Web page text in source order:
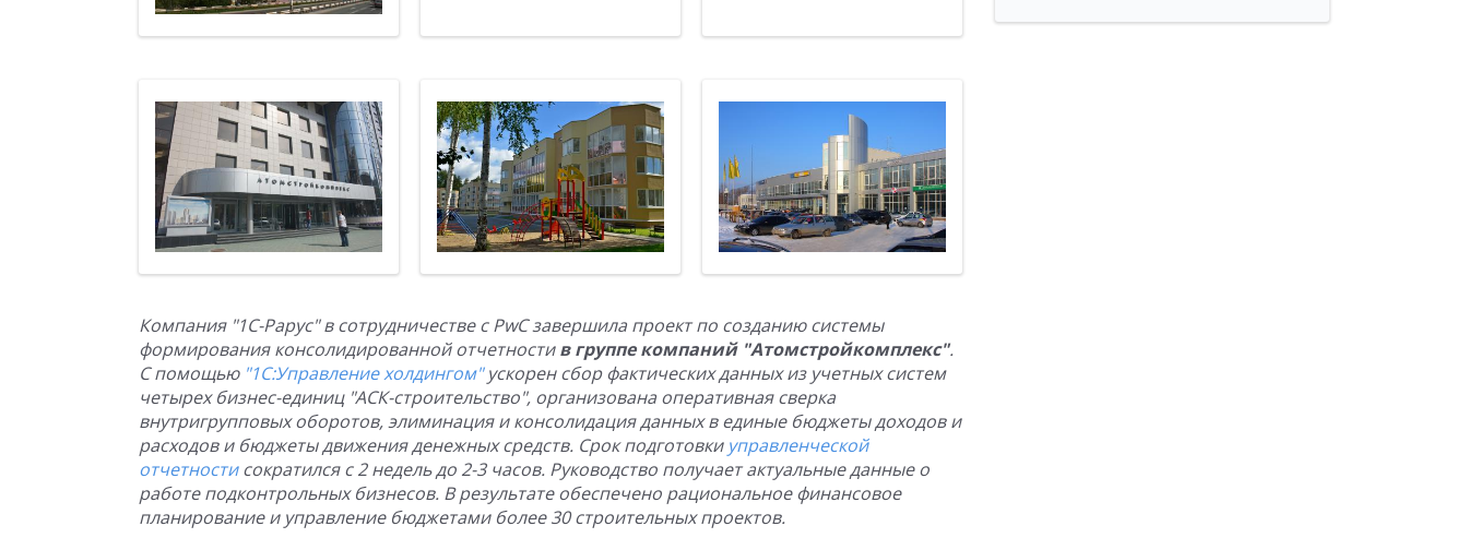
Компания "1С-Рарус" в сотрудничестве с PwC завершила проект по созданию системы
формирования консолидированной отчетностив группе компаний "Атомстройкомплекс".
С помощью "1С:Управление холдингом"ускорен сбор фактических данных из учетных систем
четырех бизнес-единиц "АСК-строительство", организована оперативная сверка
внутригрупповых оборотов, элиминация и консолидация данных в единые бюджеты доходов и
расходов и бюджеты движения денежных средств. Срок подготовки управленческой
отчетностисократился с 2 недель до 2-3 часов. Руководство получает актуальные данные о
работе подконтрольных бизнесов. В результате обеспечено рациональное финансовое
планирование и управление бюджетами более 30 строительных проектов.